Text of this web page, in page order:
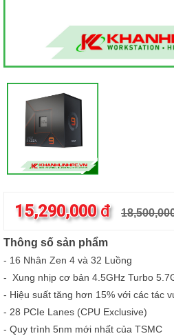
15,290,000đ
Thông số sản phẩm
- 16 Nhân Zen 4 và 32 Luồng
- Xung nhịp cơ bản 4.5GHz Turbo
- Hiệu suất tăng hơn 15% với các tác
- 28 PCIe Lanes (CPU Exclusive)
- Quy trình 5nm mới nhất của TSMC